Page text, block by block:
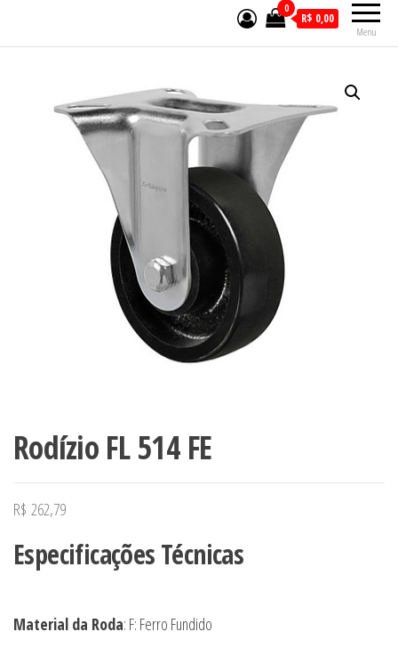
Menu
0
R$ 0,00
Rodízio FL 514 FE
R$ 262,79
Especificações Técnicas
Material da Roda: F: Ferro Fundido